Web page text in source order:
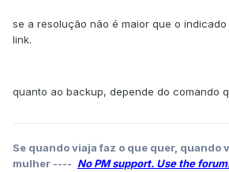
se a resolução não é maior que o
link.
quanto ao backup, depende do comando
Se quando viaja faz o que quer, quando
mulher ---- No PM support. Use the